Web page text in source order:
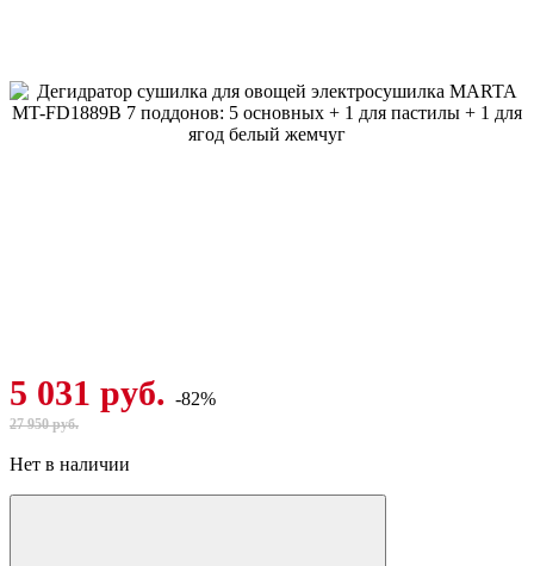
5 031 руб. -82%
27 950 руб.
Нет в наличии